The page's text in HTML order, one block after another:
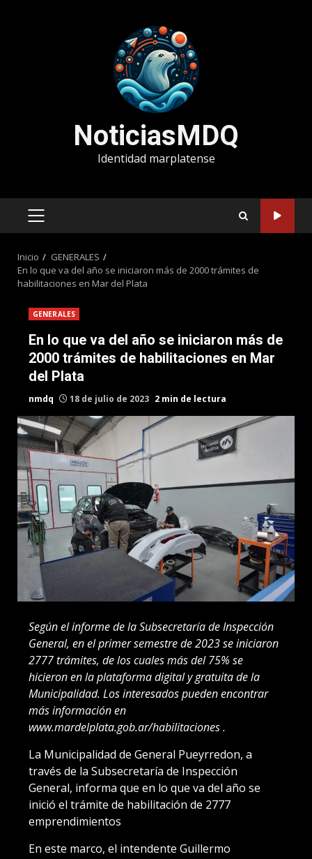
NoticiasMDQ
Identidad marplatense
MENÚ
Inicio
GENERALES
En lo que va del año se iniciaron más de 2000 trámites de
habilitaciones en Mar del Plata
GENERALES
En lo que va del año se iniciaron más de
2000 trámites de habilitaciones en Mar
del Plata
nmdq 18 de julio de 2023 2 min de lectura
Según el informe de la Subsecretaría de Inspección
General, en el primer semestre de 2023 se iniciaron
2777 trámites, de los cuales más del 75% se
hicieron en la plataforma digital y gratuita de la
Municipalidad. Los interesados pueden encontrar
más información en
www.mardelplata.gob.ar/habilitaciones .
La Municipalidad de General Pueyrredon, a
través de la Subsecretaría de Inspección
General, informa que en lo que va del año se
inició el trámite de habilitación de 2777
emprendimientos
En este marco, el intendente Guillermo